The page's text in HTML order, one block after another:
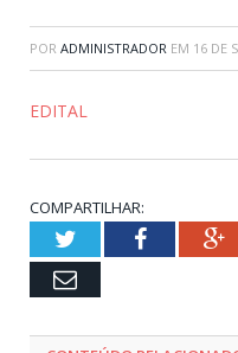
POR ADMINISTRADOR EM 16 DE
EDITAL
COMPARTILHAR:
TwitterFacebook
Email